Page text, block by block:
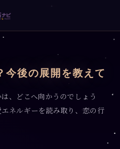
今後の展開を教えて
、どこへ向かうのでしょう
ネルギーを読み取り、恋の行